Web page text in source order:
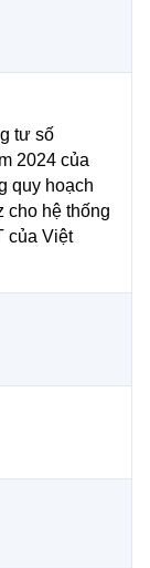
tư số
2024 của
quy hoạch
cho hệ thống
của Việt